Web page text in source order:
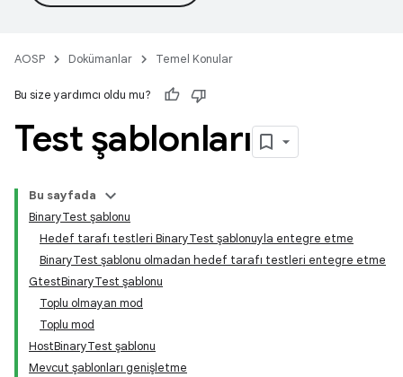
AOSP Dokümanlar Temel Konular
Bu size yardımcı oldu mu?
Test şablonları
Bu sayfada
BinaryTest şablonu
Hedef tarafı testleri BinaryTest şablonuyla entegre etme
BinaryTest şablonu olmadan hedef tarafı testleri entegre etme
GtestBinaryTest şablonu
Toplu olmayan mod
Toplu mod
HostBinaryTest şablonu
Mevcut şablonları genişletme